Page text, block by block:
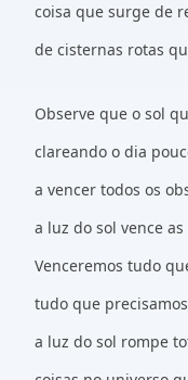
coisa que surge de
de cisternas rotas
Observe que o sol
clareando o dia
a vencer todos os
a luz do sol vence
Venceremos tudo
tudo que
a luz do sol rompe